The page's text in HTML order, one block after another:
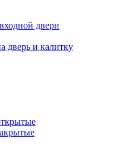
двери
дверь и калитку